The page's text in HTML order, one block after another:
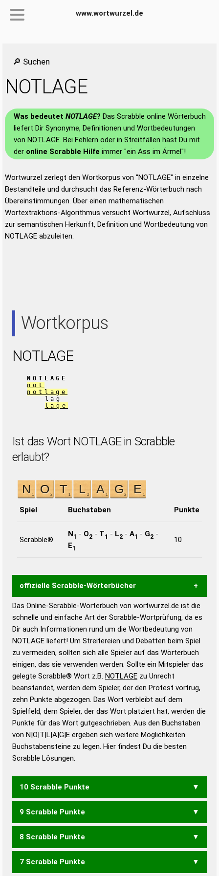
www.wortwurzel.de
🔎 Suchen
NOTLAGE
Was bedeutet NOTLAGE? Das Scrabble online Wörterbuch
liefert Dir Synonyme, Definitionen und Wortbedeutungen
von NOTLAGE. Bei Fehlern oder in Streitfällen hast Du mit
der online Scrabble Hilfe immer "ein Ass im Ärmel"!
Wortwurzel zerlegt den Wortkorpus von "NOTLAGE" in einzelne
Bestandteile und durchsucht das Referenz-Wörterbuch nach
Übereinstimmungen. Über einen mathematischen
Wortextraktions-Algorithmus versucht Wortwurzel, Aufschluss
zur semantischen Herkunft, Definition und Wortbedeutung von
NOTLAGE abzuleiten.
Wortkorpus
NOTLAGE
NOTLAGE
not
notlage
lag
lage
Ist das Wort NOTLAGE in Scrabble
erlaubt?
Spiel Buchstaben Punkte
Scrabble®
N1 - O2 - T1 - L2 - A1 - G2 -
E1
10
offizielle Scrabble-Wörterbücher
Wortwurzel liefert mit Hilfe eines semantischen
Wortanalyse-Algorithmus gute Anhaltspunkte zu
Wortbedeutung, Worttrennung und Wortform, um die
Gültigkeit eines Wortes für das Scrabble-Spiel zu
bestimmen!
zugelassene Turnier Scrabble-
Wörterbücher sind:
Duden – Standardwerk in 12 Bänden
Duden – Richtiges und gutes
Deutsch
Duden – Die deutsche Grammatik
Duden – Deutsches
Das Online-Scrabble-Wörterbuch von wortwurzel.de ist die
schnelle und einfache Art der Scrabble-Wortprüfung, da es
Dir auch Informationen rund um die Wortbedeutung von
NOTLAGE liefert! Um Streitereien und Debatten beim Spiel
zu vermeiden, sollten sich alle Spieler auf das Wörterbuch
einigen, das sie verwenden werden. Sollte ein Mitspieler das
gelegte Scrabble® Wort z.B. NOTLAGE zu Unrecht
beanstandet, werden dem Spieler, der den Protest vortrug,
zehn Punkte abgezogen. Das Wort verbleibt auf dem
Spielfeld, dem Spieler, der das Wort platziert hat, werden die
Punkte für das Wort gutgeschrieben. Aus den Buchstaben
von N|O|T|L|A|G|E ergeben sich weitere Möglichkeiten
Buchstabensteine zu legen. Hier findest Du die besten
Scrabble Lösungen:
10 Scrabble Punkte
TONLAGE
9 Scrabble Punkte
ANLOGT GALONE LEGATO
8 Scrabble Punkte
ANLOG GALON LOGEN
7 Scrabble Punkte